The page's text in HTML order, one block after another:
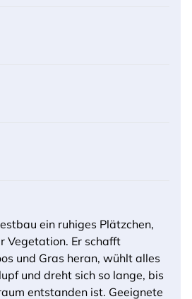
ein ruhiges Plätzchen,
Vegetation. Er schafft
und Gras heran, wühlt alles
und dreht sich so lange, bis
entstanden ist. Geeignete